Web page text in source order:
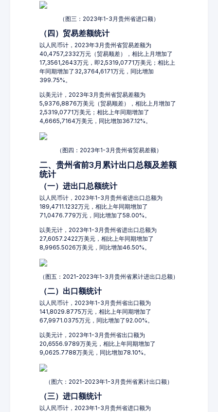
（图三：2023年1-3月贵州省进口额）
（四）贸易差额统计
以人民币计，2023年3月贵州省贸易差额为
40,4757,2332万元（贸易顺差），相比上月增加了
17,3561,2643万元，即2,5319,0771万美元；相比上
年同期增加了32,3764,6171万元，同比增加
399.75%。
以美元计，2023年3月贵州省贸易差额为
5,9376,8876万美元（贸易顺差），相比上月增加了
2,5319,0771万美元；相比上年同期增加了
4,6665,7164万美元，同比增加367.12%。
（图四：2023年1-3月贵州省贸易差额）
二、贵州省前3月累计出口总额及差额
统计
（一）进出口总额统计
以人民币计，2023年1-3月贵州省进出口总额为
189,4711.1232万元，相比上年同期增加了
71,0476.779万元，同比增加了58.00%。
以美元计，2023年1-3月贵州省进出口总额为
27,6057.2422万美元，相比上年同期增加了
8,9965.5026万美元，同比增加46.50%。
（图五：2021-2023年1-3月贵州省累计进出口总额）
（二）出口额统计
以人民币计，2023年1-3月贵州省出口额为
141,8029.8775万元，相比上年同期增加了
67,9971.0375万元，同比增加了92.00%。
以美元计，2023年1-3月贵州省出口额为
20,6556.9789万美元，相比上年同期增加了
9,0625.7788万美元，同比增加78.10%。
（图六：2021-2023年1-3月贵州省累计出口额）
（三）进口额统计
以人民币计，2023年1-3月贵州省进口额为